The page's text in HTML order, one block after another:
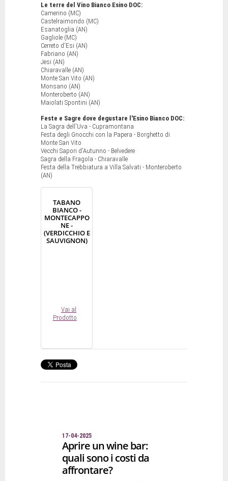
Le terre del Vino Bianco Esino DOC:
Camerino (MC)
Castelraimondo (MC)
Esanatoglia (AN)
Gagliole (MC)
Cerreto d'Esi (AN)
Fabriano (AN)
Jesi (AN)
Chiaravalle (AN)
Monte San Vito (AN)
Monsano (AN)
Monteroberto (AN)
Maiolati Spontini (AN)
Feste e Sagre dove degustare l'Esino Bianco DOC:
La Sagra dell'Uva - Cupramontana
Festa degli Gnocchi con la Papera - Borghetto di
Monte San Vito
Vecchi Sapori d'Autunno - Belvedere
Sagra della Fragola - Chiaravalle
Festa della Trebbiatura a Villa Salvati - Monteroberto
(AN)
TABANO
BIANCO -
MONTECAPPO
NE -
(VERDICCHIO E
SAUVIGNON)
Vai al
Prodotto
17-04-2025
Aprire un wine bar:
quali sono i costi da
affrontare?